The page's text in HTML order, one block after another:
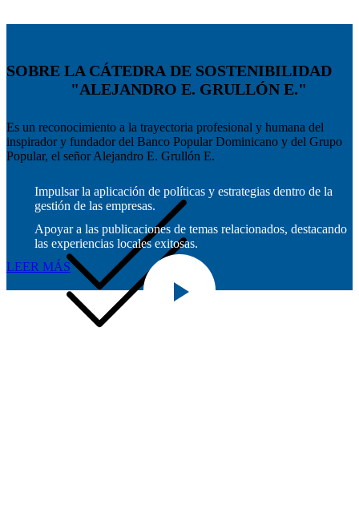
SOBRE LA CÁTEDRA DE SOSTENIBILIDAD
"ALEJANDRO E. GRULLÓN E."
Es un reconocimiento a la trayectoria profesional y humana del
inspirador y fundador del Banco Popular Dominicano y del Grupo
Popular, el señor Alejandro E. Grullón E.
Impulsar la aplicación de políticas y estrategias dentro de la
gestión de las empresas.
Apoyar a las publicaciones de temas relacionados, destacando
las experiencias locales exitosas.
LEER MÁS